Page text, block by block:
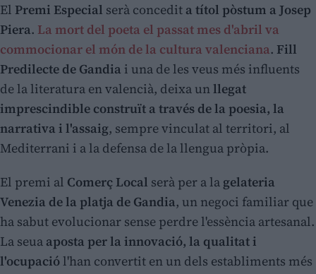
El Premi Especial serà concedit a títol pòstum a Josep
Piera. La mort del poeta el passat mes d'abril va
commocionar el món de la cultura valenciana. Fill
Predilecte de Gandia i una de les veus més influents
de la literatura en valencià, deixa unllegat
imprescindible construït a través de la poesia, la
narrativa i l'assaig, sempre vinculat al territori, al
Mediterrani i a la defensa de la llengua pròpia.
El premi al Comerç Local serà per a la gelateria
Venezia de la platja de Gandia, un negoci familiar que
ha sabut evolucionar sense perdre l'essència artesanal.
La seua aposta per la innovació, la qualitat i
l'ocupació l'han convertit en un dels establiments més